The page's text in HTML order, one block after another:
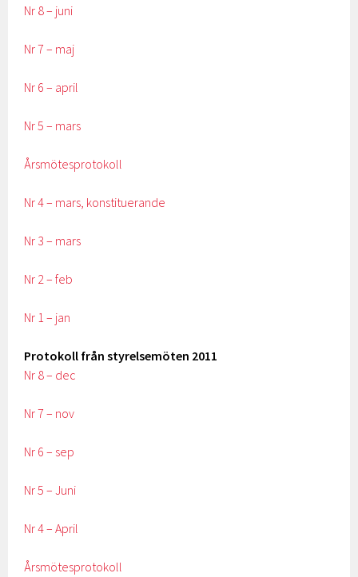
Nr 8 – juni
Nr 7 – maj
Nr 6 – april
Nr 5 – mars
Årsmötesprotokoll
Nr 4 – mars, konstituerande
Nr 3 – mars
Nr 2 – feb
Nr 1 – jan
Protokoll från styrelsemöten 2011
Nr 8 – dec
Nr 7 – nov
Nr 6 – sep
Nr 5 – Juni
Nr 4 – April
Årsmötesprotokoll